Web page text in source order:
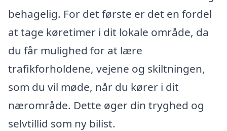
behagelig. For det første er det en fordel
at tage køretimer i dit lokale område, da
du får mulighed for at lære
trafikforholdene, vejene og skiltningen,
som du vil møde, når du kører i dit
nærområde. Dette øger din tryghed og
selvtillid som ny bilist.